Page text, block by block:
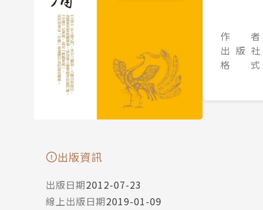
作 者
出 版 社
格 式
出版資訊
出版日期2012-07-23
線上出版日期2019-01-09